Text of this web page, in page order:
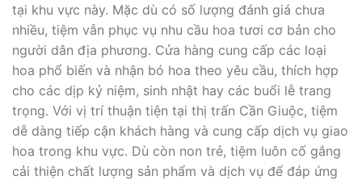
tại khu vực này. Mặc dù có số lượng đánh giá chưa
nhiều, tiệm vẫn phục vụ nhu cầu hoa tươi cơ bản cho
người dân địa phương. Cửa hàng cung cấp các loại
hoa phổ biến và nhận bó hoa theo yêu cầu, thích hợp
cho các dịp kỷ niệm, sinh nhật hay các buổi lễ trang
trọng. Với vị trí thuận tiện tại thị trấn Cần Giuộc, tiệm
dễ dàng tiếp cận khách hàng và cung cấp dịch vụ giao
hoa trong khu vực. Dù còn non trẻ, tiệm luôn cố gắng
cải thiện chất lượng sản phẩm và dịch vụ để đáp ứng